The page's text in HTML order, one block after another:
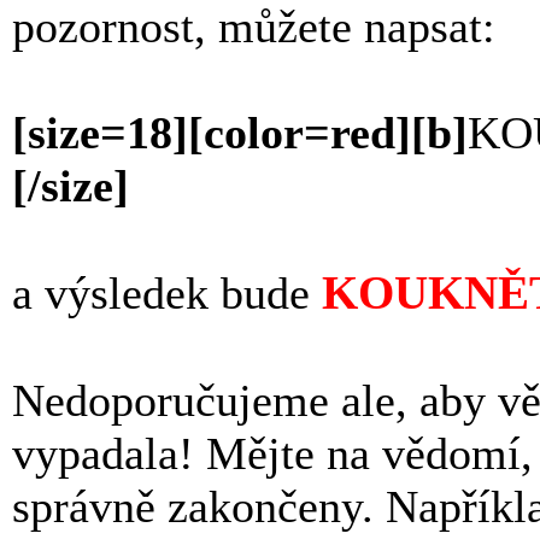
pozornost, můžete napsat:
[size=18][color=red][b]
[/size]
a výsledek bude
Nedoporučujeme ale, aby
vypadala! Mějte na
správně zakončeny.